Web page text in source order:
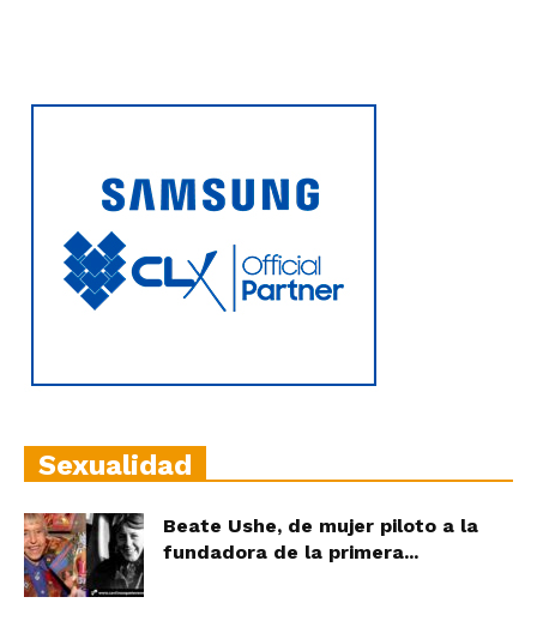
Sexualidad
Beate Ushe, de mujer piloto a la
fundadora de la primera...